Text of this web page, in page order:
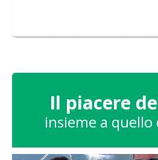
Il piacere
insieme a quello